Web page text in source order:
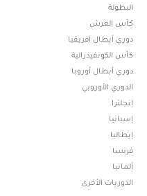
البطولة
كأس العرش
دوري أبطال افريقيا
كأس الكونفيدرالية
دوري أبطال أوروبا
الدوري الأوروبي
إنجلترا
إسبانيا
إيطاليا
فرنسا
ألمانيا
الدوريات الأخرى